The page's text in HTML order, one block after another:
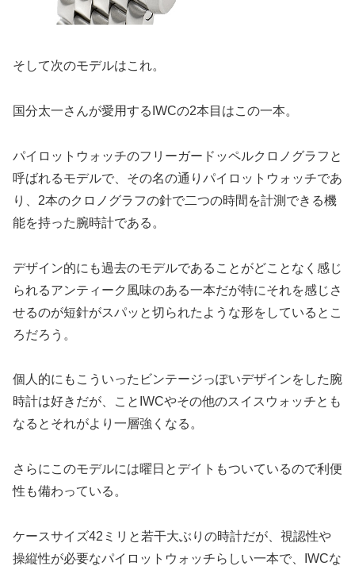
そして次のモデルはこれ。
国分太一さんが愛用するIWCの2本目はこの一本。
パイロットウォッチのフリーガードッペルクロノグラフと
呼ばれるモデルで、その名の通りパイロットウォッチであ
り、2本のクロノグラフの針で二つの時間を計測できる機
能を持った腕時計である。
デザイン的にも過去のモデルであることがどことなく感じ
られるアンティーク風味のある一本だが特にそれを感じさ
せるのが短針がスパッと切られたような形をしているとこ
ろだろう。
個人的にもこういったビンテージっぽいデザインをした腕
時計は好きだが、ことIWCやその他のスイスウォッチとも
なるとそれがより一層強くなる。
さらにこのモデルには曜日とデイトもついているので利便
性も備わっている。
ケースサイズ42ミリと若干大ぶりの時計だが、視認性や
操縦性が必要なパイロットウォッチらしい一本で、IWCな